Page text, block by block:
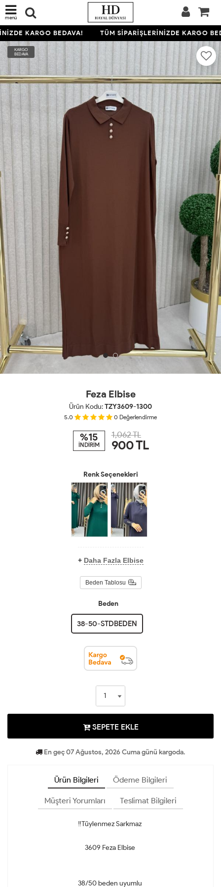
menü
KARGO BEDAVA! TÜM SİPARİŞLERİNİZDE KARGO
KARGO
BEDAVA
Feza Elbise
Ürün Kodu:TZY3609-1300
5.0 0 Değerlendirme
%15
İNDİRİM
1,062 TL
900TL
Renk Seçenekleri
+ Daha Fazla Elbise
Beden Tablosu
Beden
38-50-STDBEDEN
SEPETE EKLE
En geç 07 Ağustos, 2026 Cuma günü kargoda.
Ürün Bilgileri Ödeme Bilgileri
Müşteri Yorumları Teslimat Bilgileri
‼️Tüylenmez Sarkmaz
3609 Feza Elbise
38/50 beden uyumlu